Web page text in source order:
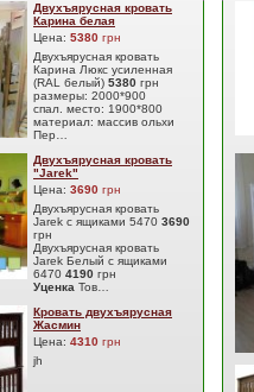
Двухъярусная кровать
Карина белая
Цена: 5380 грн
Двухъярусная кровать
Карина Люкс усиленная
(RAL белый) 5380 грн
размеры: 2000*900
спал. место: 1900*800
материал: массив ольхи
Пер…
Двухъярусная кровать
"Jarek"
Цена: 3690 грн
Двухъярусная кровать
Jarek с ящиками 5470 3690
грн
Двухъярусная кровать
Jarek Белый с ящиками
6470 4190 грн
Уценка Тов…
Кровать двухъярусная
Жасмин
Цена: 4310 грн
jh